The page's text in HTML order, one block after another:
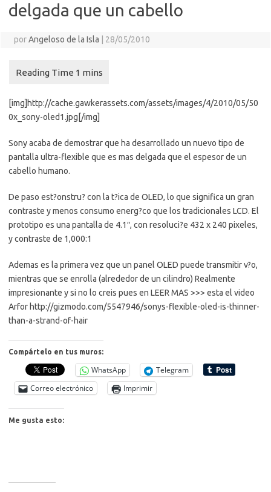
delgada que un cabello
porAngeloso de la Isla 28/05/2010
[img]http://cache.gawkerassets.com/assets/images/4/2010/05/50
0x_sony-oled1.jpg[/img]
Sony acaba de demostrar que ha desarrollado un nuevo tipo de
pantalla ultra-flexible que es mas delgada que el espesor de un
cabello humano.
De paso est?onstru? con la t?ica de OLED, lo que significa un gran
contraste y menos consumo energ?co que los tradicionales LCD. El
prototipo es una pantalla de 4.1″, con resoluci?e 432 x 240 pixeles,
y contraste de 1,000:1
Ademas es la primera vez que un panel OLED puede transmitir v?o,
mientras que se enrolla (alrededor de un cilindro) Realmente
impresionante y si no lo creis pues en LEER MAS >>> esta el video
Arfor http://gizmodo.com/5547946/sonys-flexible-oled-is-thinner-
than-a-strand-of-hair
Compártelo en tus muros:
WhatsApp
Telegram
Correo electrónico
Imprimir
Me gusta esto: